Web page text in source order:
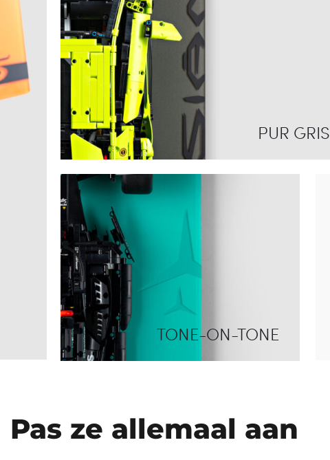
PUR GRIS
TONE-ON-TONE
Pas ze allemaal aan